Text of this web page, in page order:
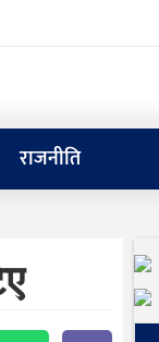
राजनीति